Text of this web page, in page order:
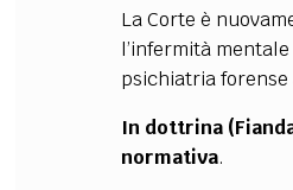
La Corte è
l’infermità
psichiatria forense
In dottrina
normativa.